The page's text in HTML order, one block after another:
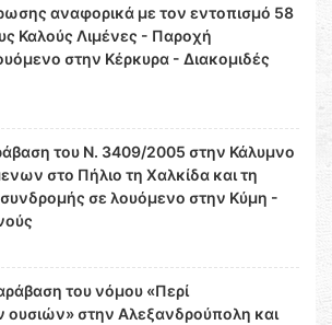
αναφορικά με τον εντοπισμό 58
Καλούς Λιμένες - Παροχή
στην Κέρκυρα - Διακομιδές
του Ν. 3409/2005 στην Κάλυμνο
στο Πήλιο τη Χαλκίδα και τη
σε λουόμενο στην Κύμη -
του νόμου «Περί
ουσιών» στην Αλεξανδρούπολη και